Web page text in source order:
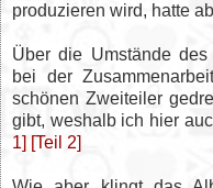
produzieren wird, hatte
Über die Umstände
bei der
schönen Zweiteiler
gibt, weshalb ich hier
1]
[Teil 2]